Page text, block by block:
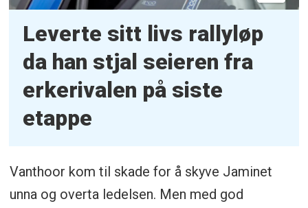
Leverte sitt livs rallyløp
da han stjal seieren fra
erkerivalen på siste
etappe
Vanthoor kom til skade for å skyve Jaminet
unna og overta ledelsen. Men med god